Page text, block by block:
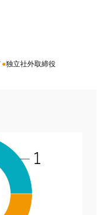
●独立社外取締役